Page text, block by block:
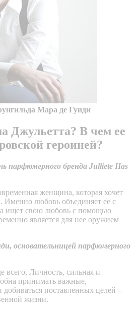
Мара де Гуиди
Джульетта? В чем ее
героиней?
парфюмерного бренда Julliete Has
женщина, которая хочет
любовь объединяет ее с
ищет свою любовь с помощью
является для нее оружием
основательницей парфюмерного
всего, Личность, сильная и
принимать важные,
поставленных целей –
жизни.